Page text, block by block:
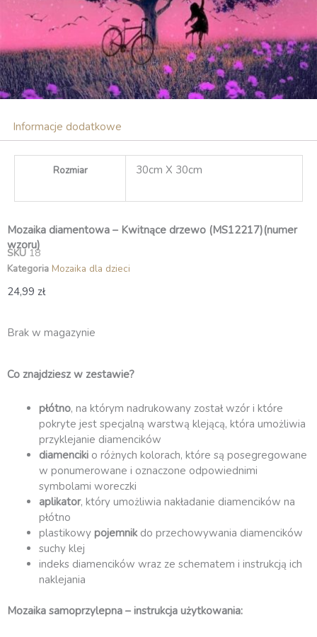
Informacje dodatkowe
Rozmiar 30cm X 30cm
Mozaika diamentowa – Kwitnące drzewo (MS12217)(numer
wzoru)
SKU18
Kategoria Mozaika dla dzieci
24,99 zł
Brak w magazynie
Co znajdziesz w zestawie?
płótno, na którym nadrukowany został wzór i które
pokryte jest specjalną warstwą klejącą, która umożliwia
przyklejanie diamencików
diamenciki o różnych kolorach, które są posegregowane
w ponumerowane i oznaczone odpowiednimi
symbolami woreczki
aplikator, który umożliwia nakładanie diamencików na
płótno
plastikowy pojemnik do przechowywania diamencików
suchy klej
indeks diamencików wraz ze schematem i instrukcją ich
naklejania
Mozaika samoprzylepna – instrukcja użytkowania: